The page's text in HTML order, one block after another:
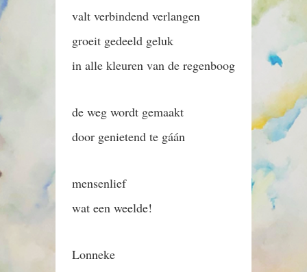
valt verbindend verlangen
groeit gedeeld geluk
in alle kleuren van de regenboog
de weg wordt gemaakt
door genietend te gáán
mensenlief
wat een weelde!
Lonneke